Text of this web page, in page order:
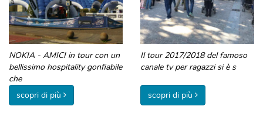
NOKIA - AMICI in tour con un
bellissimo hospitality gonfiabile
che
scopri di più
Il tour 2017/2018 del famoso
canale tv per ragazzi si è s
scopri di più